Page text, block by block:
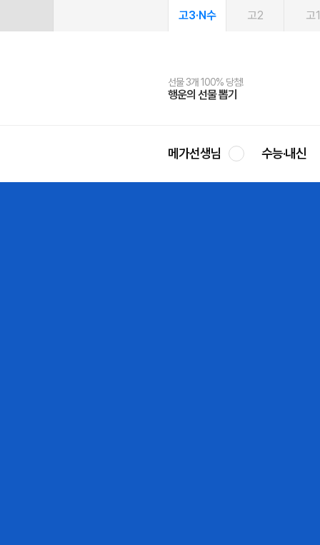
고3·N수 고2 고1
선물 3개 100% 당첨!
행운의 선물 뽑기
선물 100% 증정!
메가스터디 X 올리브
여름방학 스터디 캐시백
메가런 썸머스쿨
2027 러셀 단과
강사 공개선발
스마트러닝앱
설문 EVENT
메가패스
3일 무료 체험권
메가패스 수강생 무료혜택!
메가클럽 멤버십
사회공헌 캠페인
희망이룸 메가나눔
메가선생님 수능·내신